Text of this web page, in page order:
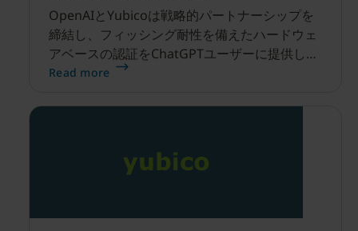
OpenAIとYubicoは戦略的パートナーシップを
締結し、フィッシング耐性を備えたハードウェ
アベースの認証をChatGPTユーザーに提供しま
す。YubiKeyなどのセキュリティキーは、最も
し、資格情報の盗難やなりすましからアカウン
されている機密データのセキュリティを強化し
ます。OpenAIとYubicoは連携し、ますます高
Read more